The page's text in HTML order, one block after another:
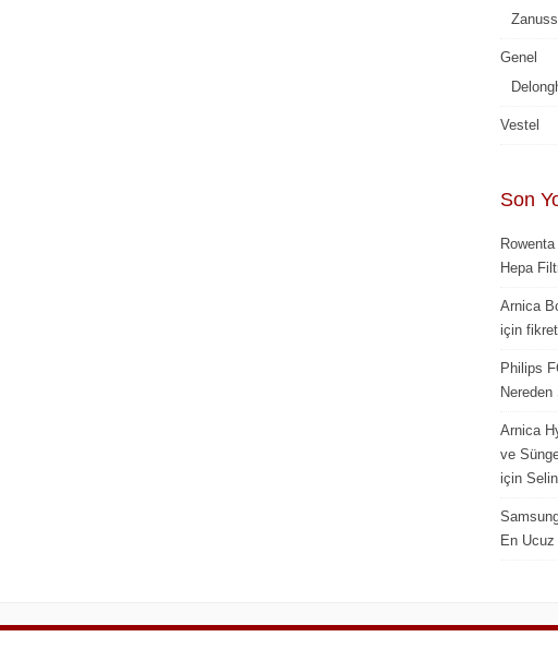
Genel
Vestel
Son
Hepa
Arnica
için
Philips
Arnica
ve
için
En Ucuz